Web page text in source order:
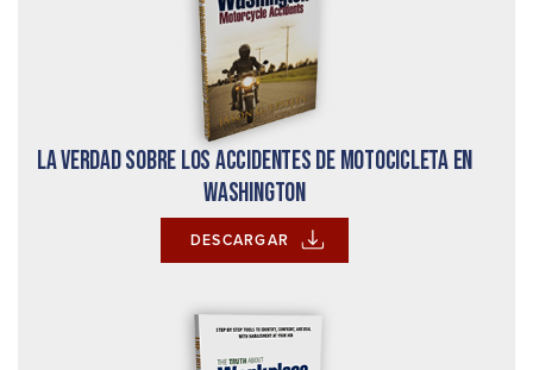
La verdad sobre los accidentes de motocicleta en
Washington
DESCARGAR